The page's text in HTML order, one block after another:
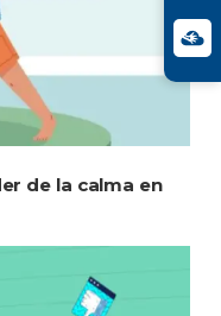
de la calma en